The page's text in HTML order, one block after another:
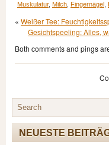
Muskulatur, Milch, Fingernägel ,
« Weißer Tee:
Gesichtspeeling: Alles,
Both comments and pings
NEUESTE